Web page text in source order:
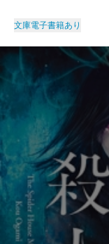
文庫電子書籍あり